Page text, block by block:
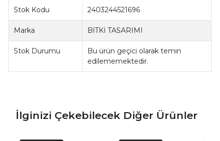
Stok Kodu 2403244521696
Marka BİTKİ TASARIMI
Stok Durumu
Bu ürün geçici olarak temin
edilememektedir.
İlginizi Çekebilecek Diğer Ürünler